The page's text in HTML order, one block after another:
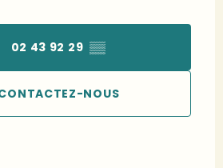
02 43 92 29 ▒▒
NOUS